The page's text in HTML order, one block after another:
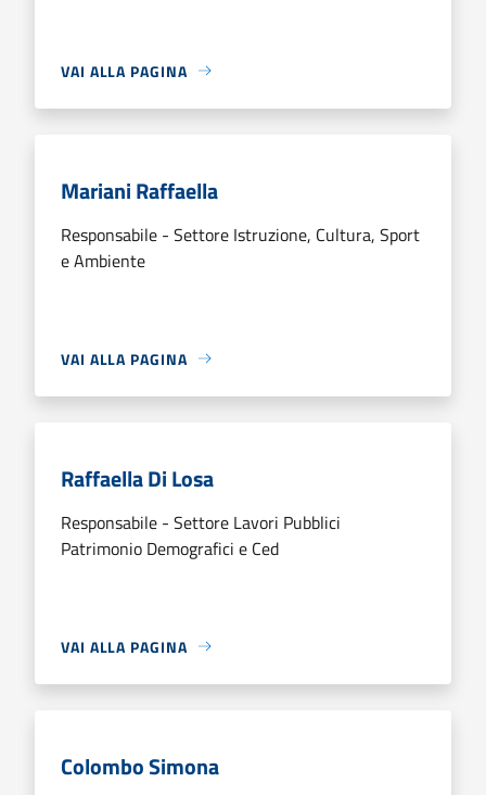
VAI ALLA PAGINA
Mariani Raffaella
Responsabile - Settore Istruzione, Cultura, Sport
e Ambiente
VAI ALLA PAGINA
Raffaella Di Losa
Responsabile - Settore Lavori Pubblici
Patrimonio Demografici e Ced
VAI ALLA PAGINA
Colombo Simona